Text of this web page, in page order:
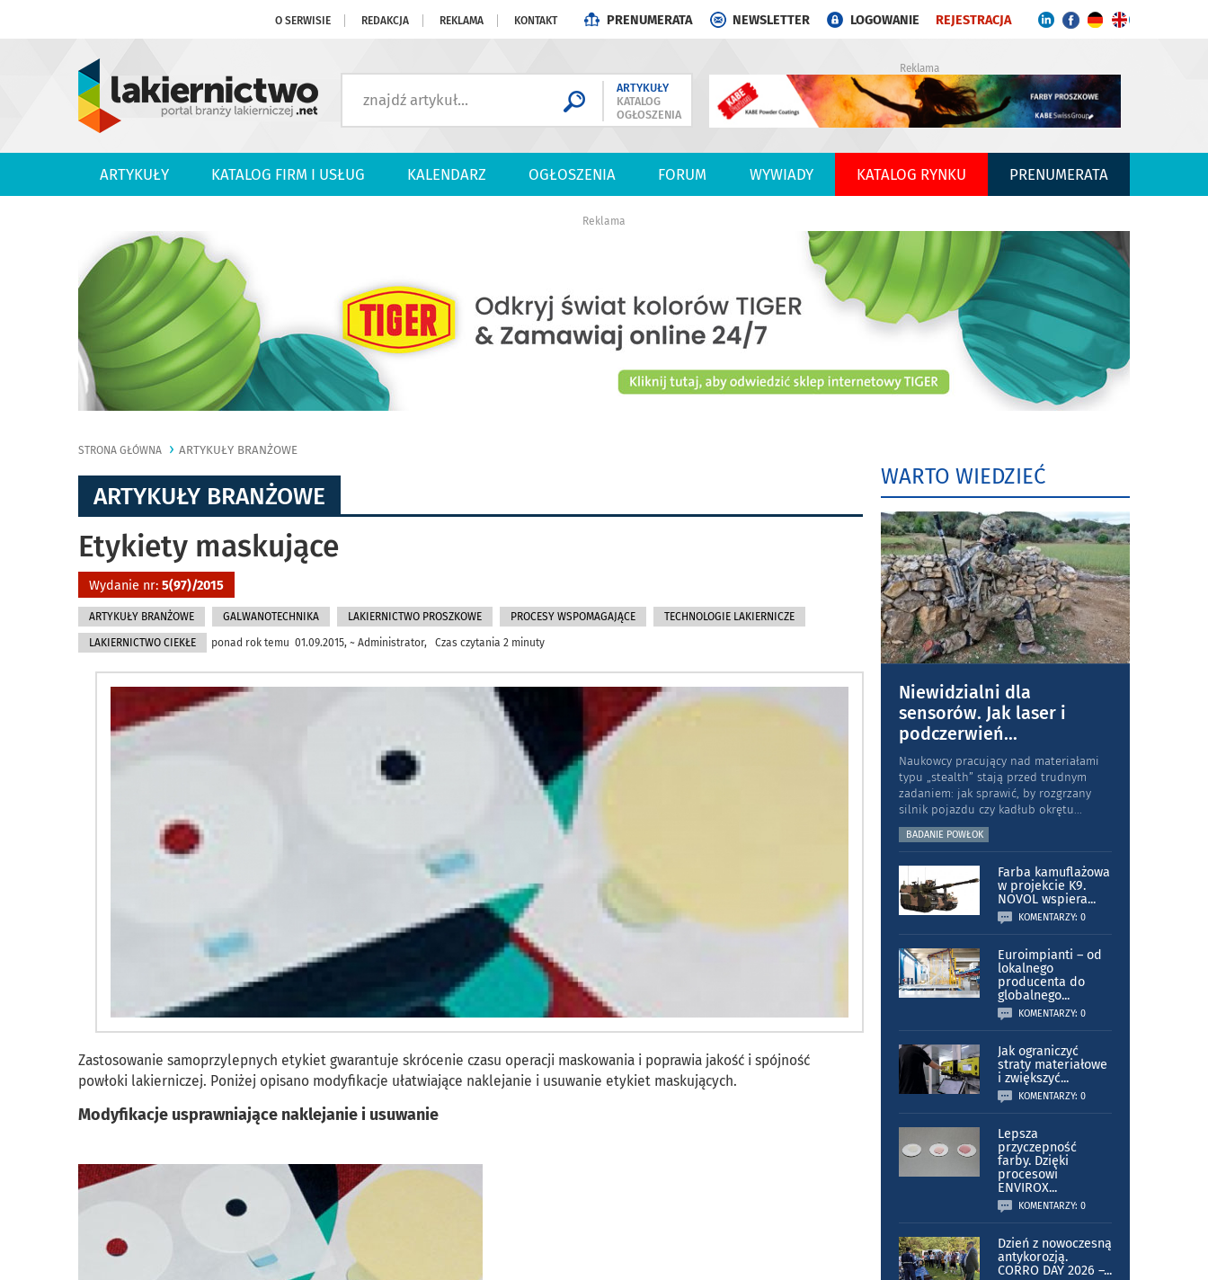
O SERWISIE REDAKCJA REKLAMA KONTAKT PRENUMERATA NEWSLETTER LOGOWANIE REJESTRACJA
ARTYKUŁY
KATALOG
OGŁOSZENIA
Reklama
ARTYKUŁY KATALOG FIRM I USŁUG KALENDARZ OGŁOSZENIA FORUM WYWIADY KATALOG RYNKU PRENUMERATA
Reklama
STRONA GŁÓWNA ARTYKUŁY BRANŻOWE
ARTYKUŁY BRANŻOWE
Etykiety maskujące
Wydanie nr: 5(97)/2015
ARTYKUŁY BRANŻOWE GALWANOTECHNIKA LAKIERNICTWO PROSZKOWE PROCESY WSPOMAGAJĄCE TECHNOLOGIE LAKIERNICZE
LAKIERNICTWO CIEKŁE ponad rok temu 01.09.2015, ~ Administrator, Czas czytania 2 minuty
Zastosowanie samoprzylepnych etykiet gwarantuje skrócenie czasu operacji maskowania i poprawia jakość i spójność
powłoki lakierniczej. Poniżej opisano modyfikacje ułatwiające naklejanie i usuwanie etykiet maskujących.
Modyfikacje usprawniające naklejanie i usuwanie
WARTO WIEDZIEĆ
Niewidzialni dla
sensorów. Jak laser i
podczerwień...
Naukowcy pracujący nad materiałami
typu „stea­lth” stają przed trudnym
zadaniem: jak sprawić, by rozgrzany
silnik pojazdu czy kadłub okrętu...
BADANIE POWŁOK
Farba kamuflażowa
w projekcie K9.
NOVOL wspiera...
KOMENTARZY: 0
Euroimpianti – od
lokalnego
producenta do
globalnego...
KOMENTARZY: 0
Jak ograniczyć
straty materiałowe
i zwiększyć...
KOMENTARZY: 0
Lepsza
przyczepność
farby. Dzięki
procesowi
ENVIROX...
KOMENTARZY: 0
Dzień z nowoczesną
antykorozją.
CORRO DAY 2026 –...